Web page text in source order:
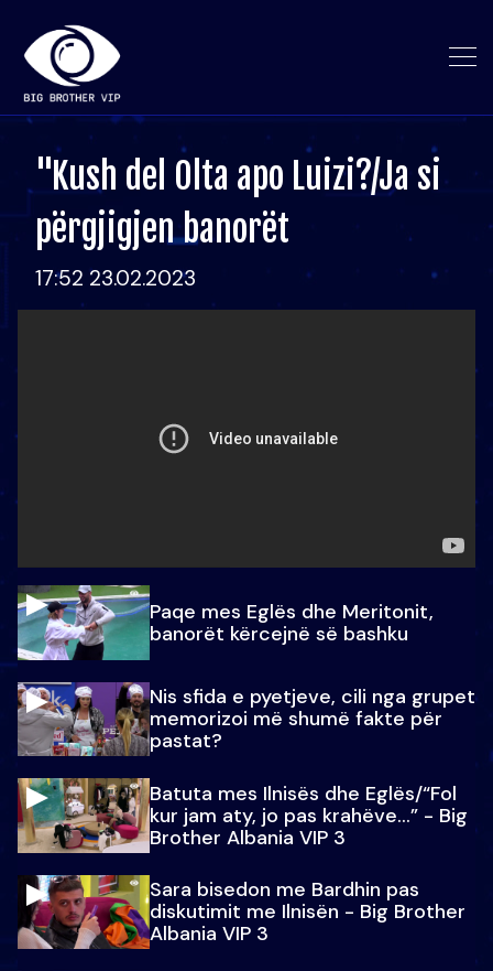
"Kush del Olta apo Luizi?/Ja si
përgjigjen banorët
17:52 23.02.2023
Paqe mes Eglës dhe Meritonit,
banorët kërcejnë së bashku
Nis sfida e pyetjeve, cili nga grupet
memorizoi më shumë fakte për
pastat?
Batuta mes Ilnisës dhe Eglës/“Fol
kur jam aty, jo pas krahëve…” - Big
Brother Albania VIP 3
Sara bisedon me Bardhin pas
diskutimit me Ilnisën - Big Brother
Albania VIP 3